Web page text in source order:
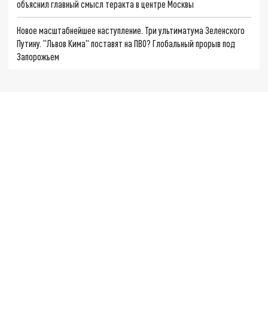
объяснил главный смысл теракта в центре Москвы
Новое масштабнейшее наступление. Три ультиматума Зеленского
Путину. "Львов Кима" поставят на ПВО? Глобальный прорыв под
Запорожьем